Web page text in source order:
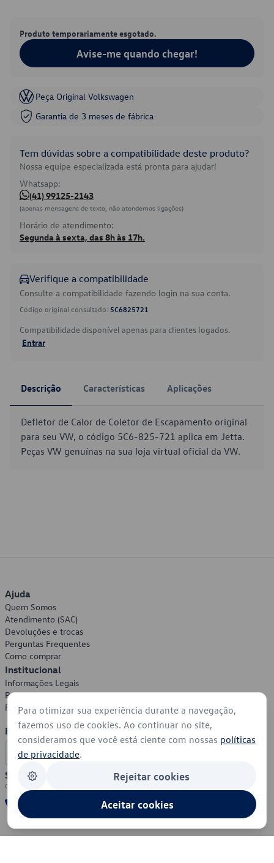
Produto temporariamente esgotado.
Avise-me quando chegar!
Peça Original Volkswagen
Garantia de 3 meses de fábrica
Tem dúvidas sobre a compatibilidade deste produto?
Nossa equipe especializada está pronta para ajudar!
Whatsapp:
(41) 99125-2143
(apenas mensagens de texto, não atendemos ligações)
Horário de atendimento:
Segunda à sexta, das 8h às 17h.
Verifique a compatibilidade
Consulte a compatibilidade fazendo login na sua conta.
Código original consultado: 5C6825721
Compatibilidade disponível apenas para clientes logados.
Entrar
Descrição Características Aplicações
Defletor de Calor de Coletor de Escapamento original
para seu VW, o código 5C6-825-721 aplica em Jetta.
Peças VW genuínas na sua loja virtual oficial da VW.
Ajuda
Quem Somos
Atendimento (SAC)
Devoluções e trocas
Perguntas Frequentes
Como comprar
Institucional
Informações Legais
Política de Privacidade
Política de Cookies
Formas de Pagamento
Segurança
Para otimizar sua experiência durante a navegação,
fazemos uso de cookies. Ao continuar no site,
consideramos que você está ciente com nossas políticas
de privacidade.
Rejeitar cookies
Aceitar cookies